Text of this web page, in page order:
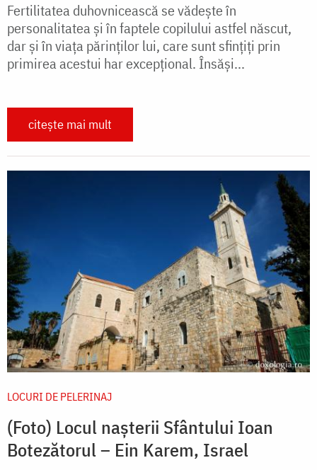
Fertilitatea duhovnicească se vădeşte în
personalitatea şi în faptele copilului astfel născut,
dar şi în viaţa părinţilor lui, care sunt sfinţiţi prin
primirea acestui har excepţional. Însăşi...
citește mai mult
LOCURI DE PELERINAJ
(Foto) Locul nașterii Sfântului Ioan
Botezătorul – Ein Karem, Israel